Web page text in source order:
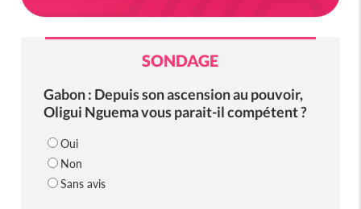
SONDAGE
Gabon : Depuis son ascension au pouvoir,
Oligui Nguema vous parait-il compétent ?
Oui
Non
Sans avis